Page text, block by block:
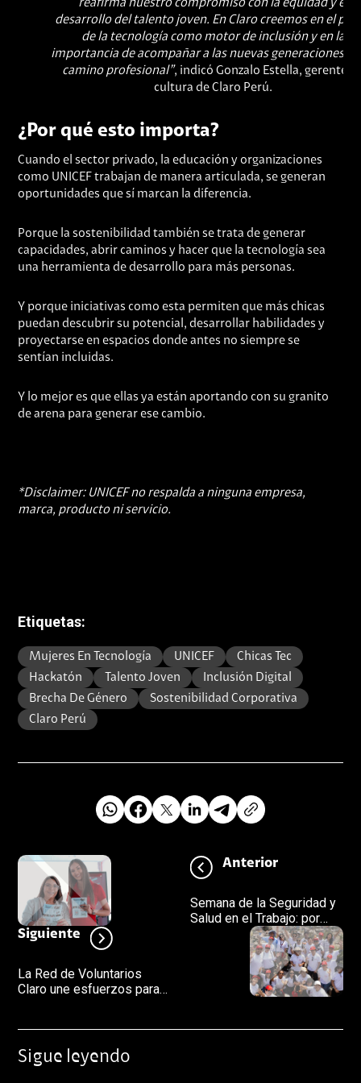
reafirma nuestro compromiso con la equidad y el
desarrollo del talento joven. En Claro creemos en el
de la tecnología como motor de inclusión y en la
importancia de acompañar a las nuevas generaciones
camino profesional”, indicó Gonzalo Estella, gerente
cultura de Claro Perú.
¿Por qué esto importa?
Cuando el sector privado, la educación y organizaciones
como UNICEF trabajan de manera articulada, se generan
oportunidades que sí marcan la diferencia.
Porque la sostenibilidad también se trata de generar
capacidades, abrir caminos y hacer que la tecnología sea
una herramienta de desarrollo para más personas.
Y porque iniciativas como esta permiten que más chicas
puedan descubrir su potencial, desarrollar habilidades y
proyectarse en espacios donde antes no siempre se
sentían incluidas.
Y lo mejor es que ellas ya están aportando con su granito
de arena para generar ese cambio.
*Disclaimer: UNICEF no respalda a ninguna empresa,
marca, producto ni servicio.
Etiquetas:
Mujeres En Tecnología UNICEF
Chicas Tec
Hackatón
Talento Joven
Inclusión Digital
Brecha De Género
Sostenibilidad Corporativa
Claro Perú
Anterior
Semana de la Seguridad y
Salud en el Trabajo: por
qué el aprendizaje
constante es la mejor
herramienta de prevención
Siguiente
La Red de Voluntarios
Claro une esfuerzos para
Sigue leyendo